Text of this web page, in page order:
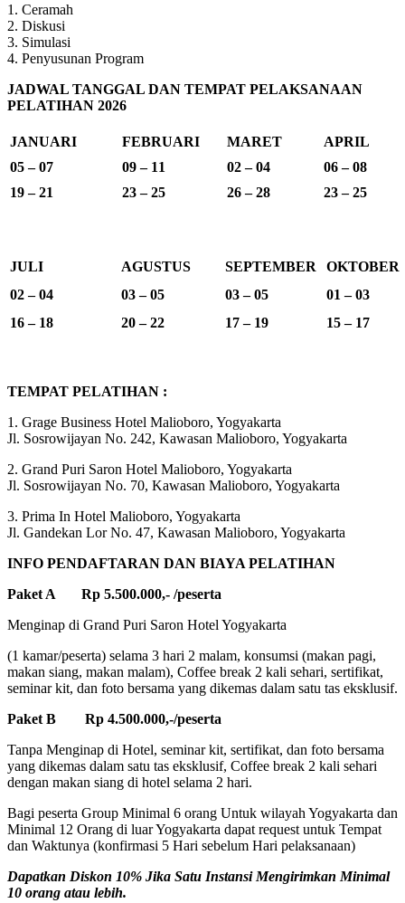
1. Ceramah
2. Diskusi
3. Simulasi
4. Penyusunan Program
JADWAL TANGGAL DAN TEMPAT PELAKSANAAN
PELATIHAN 2026
JANUARI FEBRUARI MARET
APRIL
05 – 07
09 – 11 02 – 04
06 – 08
19 – 21
23 – 25 26 – 28 23 – 25
JULI AGUSTUS SEPTEMBER
OKTOBER
02 – 04
03 – 05 03 – 05
01 – 03
16 – 18
20 – 22 17 – 19 15 – 17
TEMPAT PELATIHAN :
1. Grage Business Hotel Malioboro, Yogyakarta
Jl. Sosrowijayan No. 242, Kawasan Malioboro, Yogyakarta
2. Grand Puri Saron Hotel Malioboro, Yogyakarta
Jl. Sosrowijayan No. 70, Kawasan Malioboro, Yogyakarta
3. Prima In Hotel Malioboro, Yogyakarta
Jl. Gandekan Lor No. 47, Kawasan Malioboro, Yogyakarta
INFO PENDAFTARAN DAN BIAYA PELATIHAN
Paket A Rp 5.500.000,- /peserta
Menginap di Grand Puri Saron Hotel Yogyakarta
(1 kamar/peserta) selama 3 hari 2 malam, konsumsi (makan pagi,
makan siang, makan malam), Coffee break 2 kali sehari, sertifikat,
seminar kit, dan foto bersama yang dikemas dalam satu tas eksklusif.
Paket B Rp 4.500.000,-/peserta
Tanpa Menginap di Hotel, seminar kit, sertifikat, dan foto bersama
yang dikemas dalam satu tas eksklusif, Coffee break 2 kali sehari
dengan makan siang di hotel selama 2 hari.
Bagi peserta Group Minimal 6 orang Untuk wilayah Yogyakarta dan
Minimal 12 Orang di luar Yogyakarta dapat request untuk Tempat
dan Waktunya (konfirmasi 5 Hari sebelum Hari pelaksanaan)
Dapatkan Diskon 10% Jika Satu Instansi Mengirimkan Minimal
10 orang atau lebih.